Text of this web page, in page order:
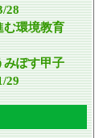
28
む環境教育
みぽす甲子
29